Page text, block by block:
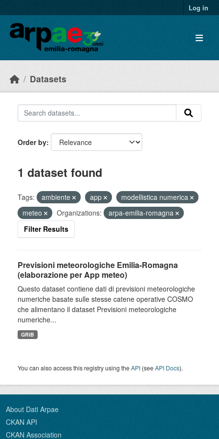
Log in
Datasets
Order by
1 dataset found
Tags: ambiente app
modellistica numerica
meteo
Organizations:
arpa-emilia-romagna
Filter Results
Previsioni meteorologiche Emilia-Romagna
(elaborazione per App meteo)
Questo dataset contiene dati di previsioni meteorologiche
numeriche basate sulle stesse catene operative COSMO
che alimentano il dataset Previsioni meteorologiche
numeriche...
GRIB
You can also access this registry using theAPI (seeAPI Docs).
About Dati Arpae
CKAN API
CKAN Association